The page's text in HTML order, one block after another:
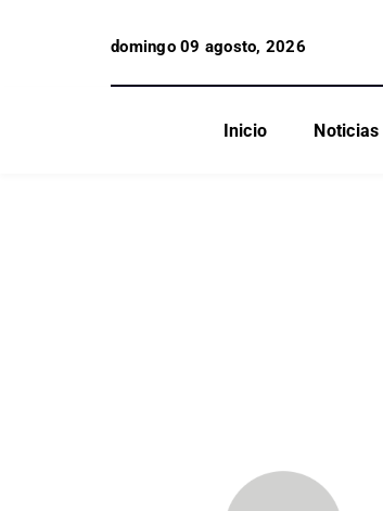
domingo 09 agosto, 2026
Inicio Noticias